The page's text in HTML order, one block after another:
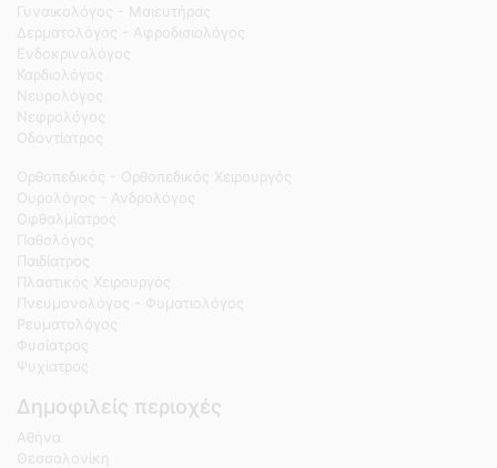
Γυναικολόγος - Μαιευτήρας
Δερματολόγος - Αφροδισιολόγος
Ενδοκρινολόγος
Καρδιολόγος
Νευρολόγος
Νεφρολόγος
Οδοντίατρος
Ορθοπεδικός - Ορθοπεδικός Χειρουργός
Ουρολόγος - Ανδρολόγος
Οφθαλμίατρος
Παθολόγος
Παιδίατρος
Πλαστικός Χειρουργός
Πνευμονολόγος - Φυματιολόγος
Ρευματολόγος
Φυσίατρος
Ψυχίατρος
Δημοφιλείς περιοχές
Αθήνα
Θεσσαλονίκη